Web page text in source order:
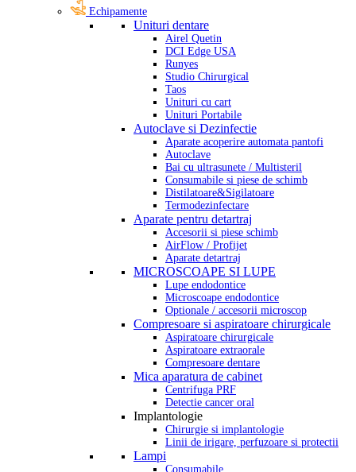
Echipamente
Unituri dentare
Airel Quetin
DCI Edge USA
Runyes
Studio Chirurgical
Taos
Unituri cu cart
Unituri Portabile
Autoclave si Dezinfectie
Aparate acoperire automata pantofi
Autoclave
Bai cu ultrasunete / Multisteril
Consumabile si piese de schimb
Distilatoare&Sigilatoare
Termodezinfectare
Aparate pentru detartraj
Accesorii si piese schimb
AirFlow / Profijet
Aparate detartraj
MICROSCOAPE SI LUPE
Lupe endodontice
Microscoape endodontice
Optionale / accesorii microscop
Compresoare si aspiratoare chirurgicale
Aspiratoare chirurgicale
Aspiratoare extraorale
Compresoare dentare
Mica aparatura de cabinet
Centrifuga PRF
Detectie cancer oral
Implantologie
Chirurgie si implantologie
Linii de irigare, perfuzoare si protectii
Lampi
Consumabile